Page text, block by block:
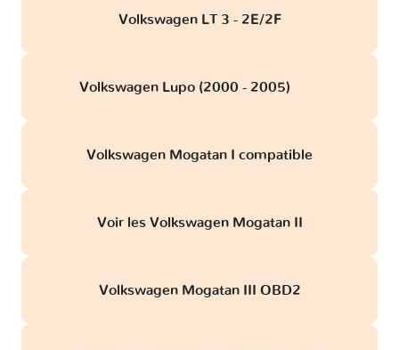
Volkswagen LT 3 - 2E/2F
Volkswagen Lupo (2000 - 2005)
Volkswagen Mogatan I compatible
Voir les Volkswagen Mogatan II
Volkswagen Mogatan III OBD2